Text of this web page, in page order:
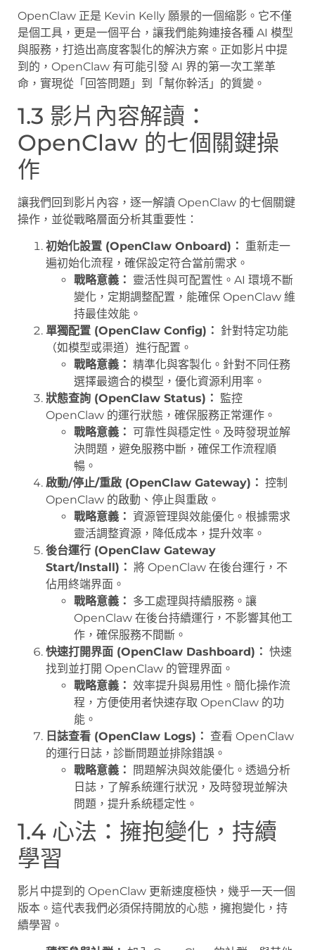
OpenClaw 正是 Kevin Kelly 願景的一個縮影。它不僅
是個工具，更是一個平台，讓我們能夠連接各種 AI 模型
與服務，打造出高度客製化的解決方案。正如影片中提
到的，OpenClaw 有可能引發 AI 界的第一次工業革
命，實現從「回答問題」到「幫你幹活」的質變。
1.3 影片內容解讀：
OpenClaw 的七個關鍵操
作
讓我們回到影片內容，逐一解讀 OpenClaw 的七個關鍵
操作，並從戰略層面分析其重要性：
初始化設置 (OpenClaw Onboard)： 重新走一
遍初始化流程，確保設定符合當前需求。
戰略意義： 靈活性與可配置性。AI 環境不斷
變化，定期調整配置，能確保 OpenClaw 維
持最佳效能。
單獨配置 (OpenClaw Config)： 針對特定功能
（如模型或渠道）進行配置。
戰略意義： 精準化與客製化。針對不同任務
選擇最適合的模型，優化資源利用率。
狀態查詢 (OpenClaw Status)： 監控
OpenClaw 的運行狀態，確保服務正常運作。
戰略意義： 可靠性與穩定性。及時發現並解
決問題，避免服務中斷，確保工作流程順
暢。
啟動/停止/重啟 (OpenClaw Gateway)： 控制
OpenClaw 的啟動、停止與重啟。
戰略意義： 資源管理與效能優化。根據需求
靈活調整資源，降低成本，提升效率。
後台運行 (OpenClaw Gateway
Start/Install)： 將 OpenClaw 在後台運行，不
佔用終端界面。
戰略意義： 多工處理與持續服務。讓
OpenClaw 在後台持續運行，不影響其他工
作，確保服務不間斷。
快速打開界面 (OpenClaw Dashboard)： 快速
找到並打開 OpenClaw 的管理界面。
戰略意義： 效率提升與易用性。簡化操作流
程，方便使用者快速存取 OpenClaw 的功
能。
日誌查看 (OpenClaw Logs)： 查看 OpenClaw
的運行日誌，診斷問題並排除錯誤。
戰略意義：
問題解決與效能優化。透過分析
日誌，了解系統運行狀況，及時發現並解決
問題，提升系統穩定性。
1.4 心法：擁抱變化，持續
學習
影片中提到的 OpenClaw 更新速度極快，幾乎一天一個
版本。這代表我們必須保持開放的心態，擁抱變化，持
續學習。